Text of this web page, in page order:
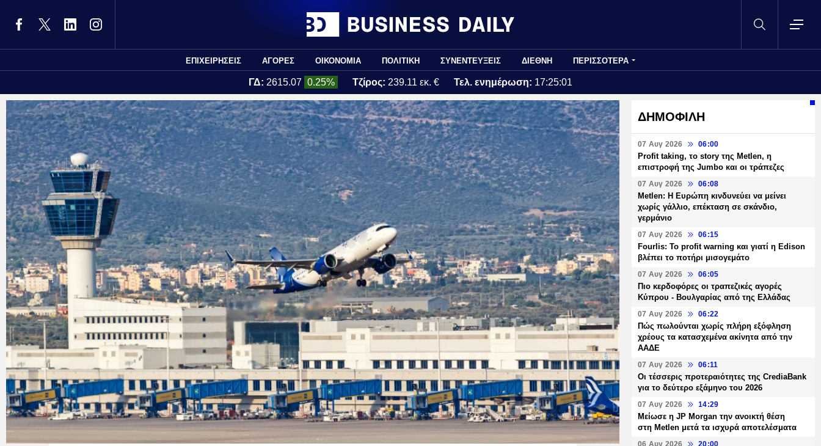
ΕΠΙΧΕΙΡΗΣΕΙΣ ΑΓΟΡΕΣ ΟΙΚΟΝΟΜΙΑ ΠΟΛΙΤΙΚΗ ΣΥΝΕΝΤΕΥΞΕΙΣ ΔΙΕΘΝΗ ΠΕΡΙΣΣΟΤΕΡΑ
ΓΔ: 2615.07 0.25% Τζίρος: 239.11 εκ. € Τελ. ενημέρωση: 17:25:01
ΔΗΜΟΦΙΛΗ
07 Αυγ 2026 06:00
Profit taking, το story της Metlen, η
επιστροφή της Jumbo και οι τράπεζες
07 Αυγ 2026 06:08
Metlen: Η Ευρώπη κινδυνεύει να μείνει
χωρίς γάλλιο, επέκταση σε σκάνδιο,
γερμάνιο
07 Αυγ 2026 06:15
Fourlis: Το profit warning και γιατί η Edison
βλέπει το ποτήρι μισογεμάτο
07 Αυγ 2026 06:05
Πιο κερδοφόρες οι τραπεζικές αγορές
Κύπρου - Βουλγαρίας από της Ελλάδας
07 Αυγ 2026 06:22
Πώς πωλούνται χωρίς πλήρη εξόφληση
χρέους τα κατασχεμένα ακίνητα από την
ΑΑΔΕ
07 Αυγ 2026 06:11
Οι τέσσερις προτεραιότητες της CrediaBank
για το δεύτερο εξάμηνο του 2026
07 Αυγ 2026 14:29
Μείωσε η JP Morgan την ανοικτή θέση
στη Metlen μετά τα ισχυρά αποτελέσματα
06 Αυγ 2026 20:00